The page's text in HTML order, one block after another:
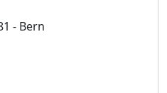
- Bern